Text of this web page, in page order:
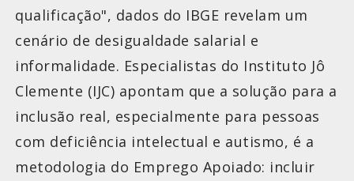
qualificação", dados do IBGE revelam um
cenário de desigualdade salarial e
informalidade. Especialistas do Instituto Jô
Clemente (IJC) apontam que a solução para a
inclusão real, especialmente para pessoas
com deficiência intelectual e autismo, é a
metodologia do Emprego Apoiado: incluir